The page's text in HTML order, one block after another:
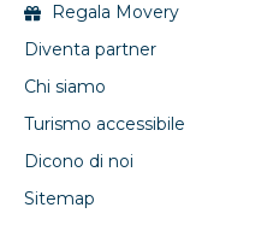
Regala Movery
Diventa partner
Chi siamo
Turismo accessibile
Dicono di noi
Sitemap